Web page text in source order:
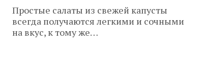
Простые салаты из свежей капусты
всегда получаются легкими и сочными
на вкус, к тому же…